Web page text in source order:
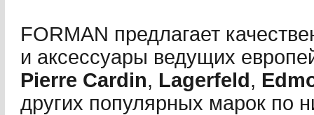
FORMAN предлагает
и аксессуары ведущих
Pierre Cardin, Lagerfeld,
других популярных марок по